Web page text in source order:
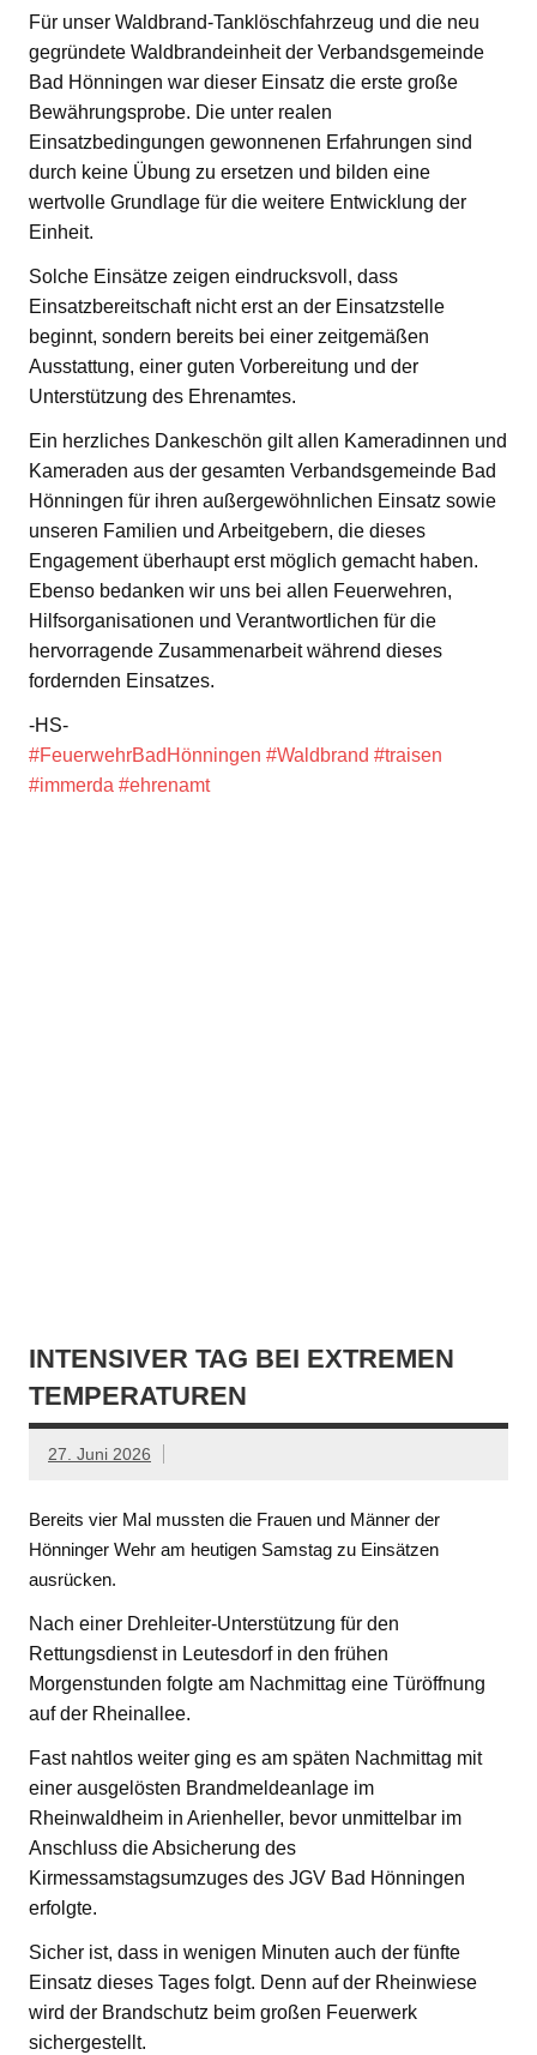
Für unser Waldbrand-Tanklöschfahrzeug und die neu
gegründete Waldbrandeinheit der Verbandsgemeinde
Bad Hönningen war dieser Einsatz die erste große
Bewährungsprobe. Die unter realen
Einsatzbedingungen gewonnenen Erfahrungen sind
durch keine Übung zu ersetzen und bilden eine
wertvolle Grundlage für die weitere Entwicklung der
Einheit.
Solche Einsätze zeigen eindrucksvoll, dass
Einsatzbereitschaft nicht erst an der Einsatzstelle
beginnt, sondern bereits bei einer zeitgemäßen
Ausstattung, einer guten Vorbereitung und der
Unterstützung des Ehrenamtes.
Ein herzliches Dankeschön gilt allen Kameradinnen und
Kameraden aus der gesamten Verbandsgemeinde Bad
Hönningen für ihren außergewöhnlichen Einsatz sowie
unseren Familien und Arbeitgebern, die dieses
Engagement überhaupt erst möglich gemacht haben.
Ebenso bedanken wir uns bei allen Feuerwehren,
Hilfsorganisationen und Verantwortlichen für die
hervorragende Zusammenarbeit während dieses
fordernden Einsatzes.
-HS-
#FeuerwehrBadHönningen #Waldbrand #traisen
#immerda #ehrenamt
INTENSIVER TAG BEI EXTREMEN
TEMPERATUREN
27. Juni 2026
Bereits vier Mal mussten die Frauen und Männer der
Hönninger Wehr am heutigen Samstag zu Einsätzen
ausrücken.
Nach einer Drehleiter-Unterstützung für den
Rettungsdienst in Leutesdorf in den frühen
Morgenstunden folgte am Nachmittag eine Türöffnung
auf der Rheinallee.
Fast nahtlos weiter ging es am späten Nachmittag mit
einer ausgelösten Brandmeldeanlage im
Rheinwaldheim in Arienheller, bevor unmittelbar im
Anschluss die Absicherung des
Kirmessamstagsumzuges des JGV Bad Hönningen
erfolgte.
Sicher ist, dass in wenigen Minuten auch der fünfte
Einsatz dieses Tages folgt. Denn auf der Rheinwiese
wird der Brandschutz beim großen Feuerwerk
sichergestellt.